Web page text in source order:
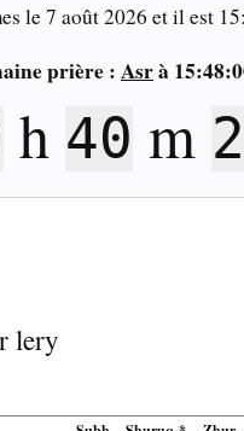
le7 août 2026 et il est
prière : Asrà
h 40 m
lery